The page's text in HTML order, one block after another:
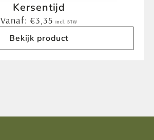
Kersentijd
Vanaf: €3,35 incl. BTW
Bekijk product